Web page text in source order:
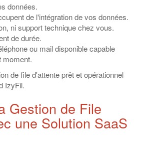
données.
de l'intégration de vos données.
ni support technique chez vous.
de durée.
ou mail disponible capable
moment.
de file d'attente prêt et opérationnel
IzyFil.
Gestion de File
une Solution SaaS